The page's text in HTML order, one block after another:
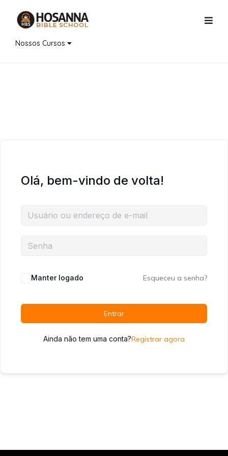
Nossos Cursos
Olá, bem-vindo de volta!
Manter logado Esqueceu a senha?
Entrar
Ainda não tem uma conta?Registrar agora